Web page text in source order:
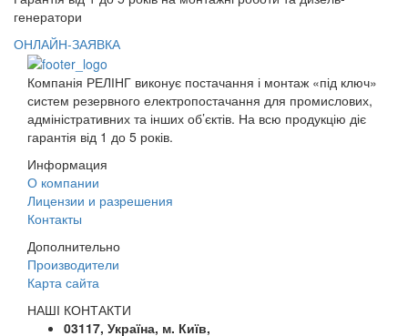
генератори
ОНЛАЙН-ЗАЯВКА
Компанія РЕЛІНГ виконує постачання і монтаж «під ключ»
систем резервного електропостачання для промислових,
адміністративних та інших об’єктів. На всю продукцію діє
гарантія від 1 до 5 років.
Информация
О компании
Лицензии и разрешения
Контакты
Дополнительно
Производители
Карта сайта
НАШІ КОНТАКТИ
03117, Україна, м. Київ,